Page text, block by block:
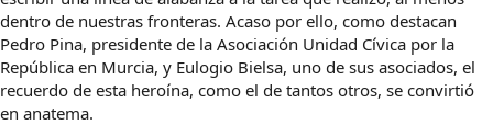
dentro de nuestras fronteras. Acaso por ello, como destacan
Pedro Pina, presidente de la Asociación Unidad Cívica por la
República en Murcia, y Eulogio Bielsa, uno de sus asociados, el
recuerdo de esta heroína, como el de tantos otros, se convirtió
en anatema.